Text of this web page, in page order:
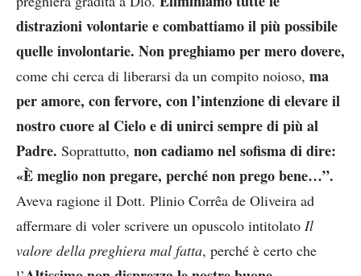
distrazioni volontarie e combattiamo il più possibile
quelle involontarie. Non preghiamo per mero dovere,
come chi cerca di liberarsi da un compito noioso, ma
per amore, con fervore, con l’intenzione di elevare il
nostro cuore al Cielo e di unirci sempre di più al
Padre. Soprattutto, non cadiamo nel sofisma di dire:
«È meglio non pregare, perché non prego bene…”.
Aveva ragione il Dott. Plinio Corrêa de Oliveira ad
affermare di voler scrivere un opuscolo intitolato Il
valore della preghiera mal fatta, perché è certo che